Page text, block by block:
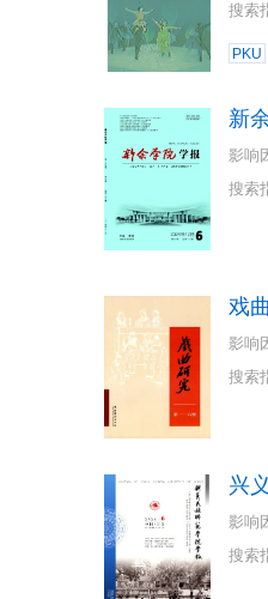
搜索
PKU
新
影响
搜索
戏
影响
搜索
兴
影响
搜索